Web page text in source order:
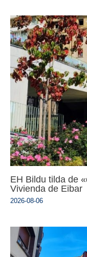
EH Bildu tilda de
Vivienda de Eibar
2026-08-06